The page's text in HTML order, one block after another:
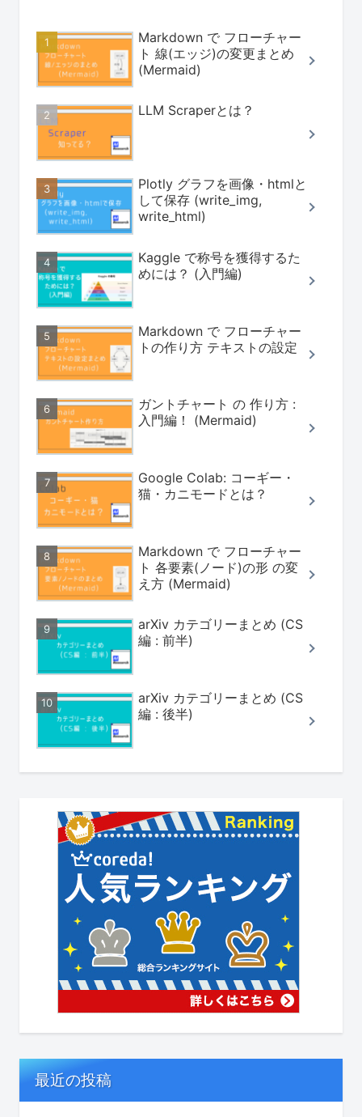
Markdown で フローチャー
ト 線(エッジ)の変更まとめ
(Mermaid)
LLM Scraperとは？
Plotly グラフを画像・htmlと
して保存 (write_img,
write_html)
Kaggle で称号を獲得するた
めには？ (入門編)
Markdown で フローチャー
トの作り方 テキストの設定
ガントチャート の 作り方 :
入門編！ (Mermaid)
Google Colab: コーギー・
猫・カニモードとは？
Markdown で フローチャー
ト 各要素(ノード)の形 の変
え方 (Mermaid)
arXiv カテゴリーまとめ (CS
編 : 前半)
arXiv カテゴリーまとめ (CS
編 : 後半)
最近の投稿